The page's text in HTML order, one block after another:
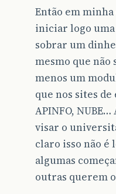
Então em
iniciar logo uma
sobrar um
mesmo que
menos um
que nos sites de
APINFO,
visar o
claro isso não é
algumas
outras querem o